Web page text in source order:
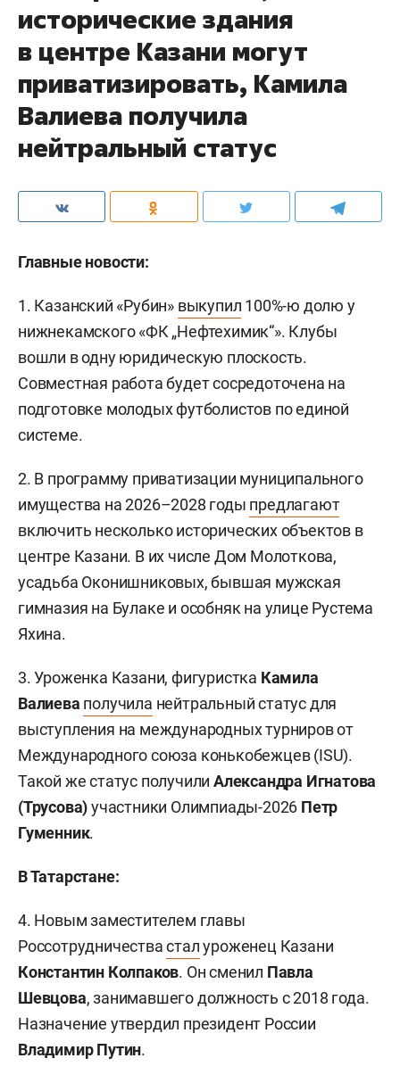
исторические здания
в центре Казани могут
приватизировать, Камила
Валиева получила
нейтральный статус
Главные новости:
1. Казанский «Рубин» выкупил 100%-ю долю у
нижнекамского «ФК „Нефтехимик“». Клубы
вошли в одну юридическую плоскость.
Совместная работа будет сосредоточена на
подготовке молодых футболистов по единой
системе.
2. В программу приватизации муниципального
имущества на 2026–2028 годы предлагают
включить несколько исторических объектов в
центре Казани. В их числе Дом Молоткова,
усадьба Оконишниковых, бывшая мужская
гимназия на Булаке и особняк на улице Рустема
Яхина.
3. Уроженка Казани, фигуристка Камила
Валиева получила нейтральный статус для
выступления на международных турниров от
Международного союза конькобежцев (ISU).
Такой же статус получилиАлександра Игнатова
(Трусова)участники Олимпиады-2026 Петр
Гуменник.
В Татарстане:
4. Новым заместителем главы
Россотрудничествасталуроженец Казани
Константин Колпаков. Он сменил Павла
Шевцова, занимавшего должность с 2018 года.
Назначение утвердил президент России
Владимир Путин.